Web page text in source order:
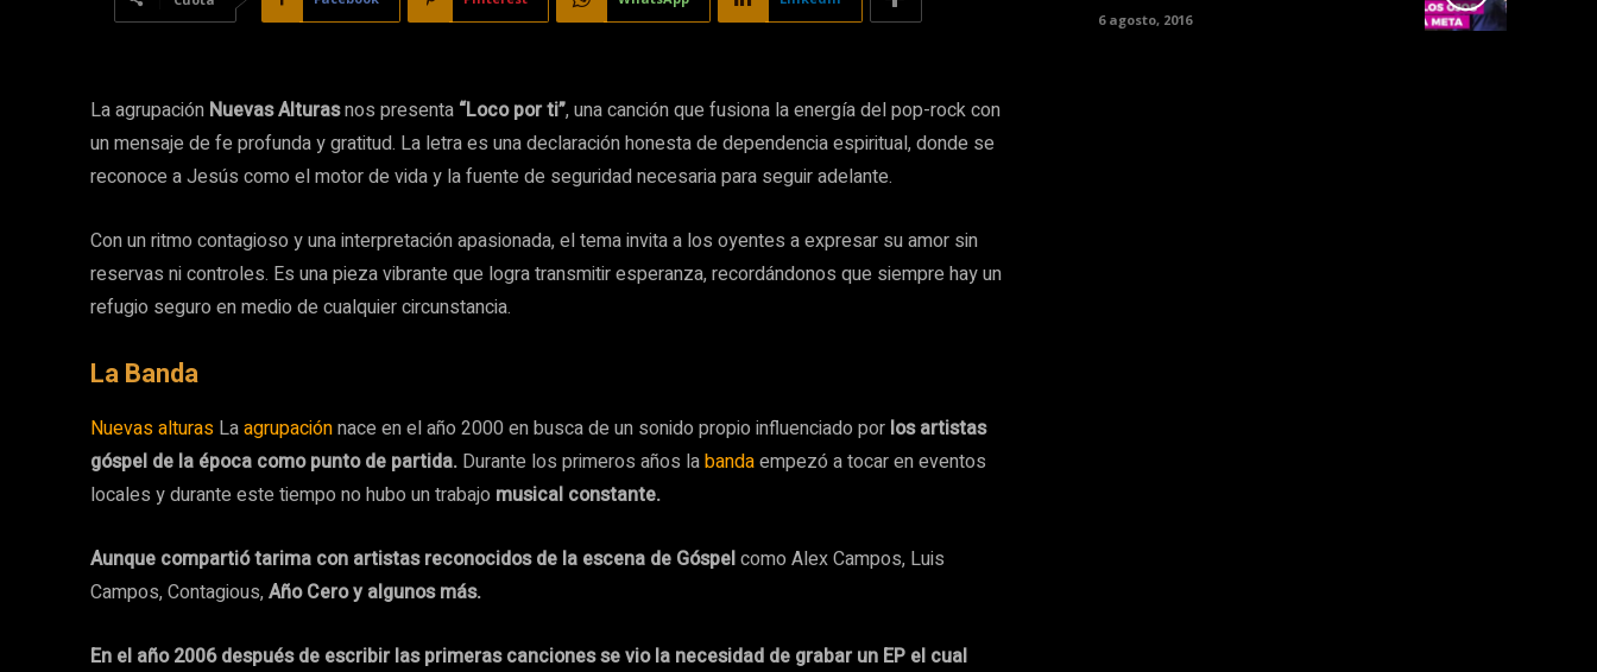
La agrupación Nuevas Alturasnos presenta “Loco por ti”, una canción que fusiona la energía del pop-rock con
un mensaje de fe profunda y gratitud. La letra es una declaración honesta de dependencia espiritual, donde se
reconoce a Jesús como el motor de vida y la fuente de seguridad necesaria para seguir adelante.
Con un ritmo contagioso y una interpretación apasionada, el tema invita a los oyentes a expresar su amor sin
reservas ni controles. Es una pieza vibrante que logra transmitir esperanza, recordándonos que siempre hay un
refugio seguro en medio de cualquier circunstancia.
La Banda
Nuevas alturas Laagrupaciónnace en el año 2000 en busca de un sonido propio influenciado por los artistas
góspel de la época como punto de partida. Durante los primeros años labandaempezó a tocar en eventos
locales y durante este tiempo no hubo un trabajo musical constante.
Aunque compartió tarima con artistas reconocidos de la escena de Góspelcomo Alex Campos, Luis
Campos, Contagious,Año Cero y algunos más.
En el año 2006 después de escribir las primeras canciones se vio la necesidad de grabar un EP el cual
6 agosto, 2016